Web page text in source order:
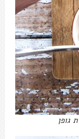
גופן